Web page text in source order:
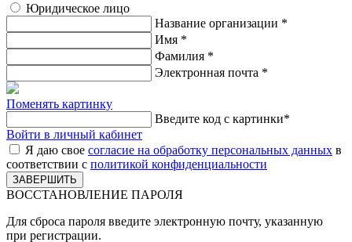
Юридическое лицо
Название организации *
Имя *
Фамилия *
Электронная почта *
Поменять картинку
Введите код с картинки*
Войти в личный кабинет
Я даю свое согласие на обработку персональных данных в
соответствии с политикой конфиденциальности
ВОССТАНОВЛЕНИЕ ПАРОЛЯ
Для сброса пароля введите электронную почту, указанную
при регистрации.